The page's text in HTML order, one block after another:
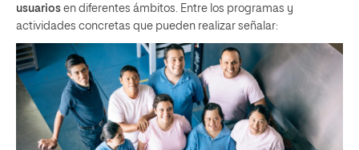
usuarios en diferentes ámbitos. Entre los programas y
actividades concretas que pueden realizar señalar: